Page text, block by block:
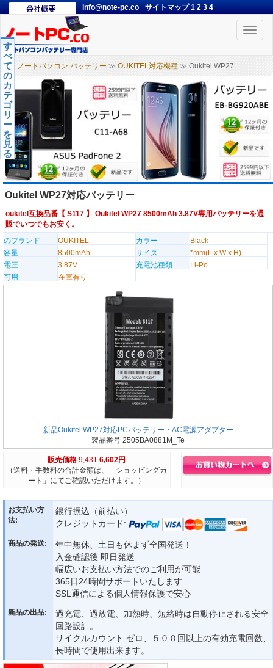
info@note-pc.co サイトマップ1 2 3 4
Toggle
ノートパソコン バッテリー ≫ OUKITEL対応機種 ≫ Oukitel WP27
す
べ
て
の
カ
テ
ゴ
リ
ー
を
見
る
Oukitel WP27対応バッテリー
oukitel互換品番【 S117 】 Oukitel WP27 8500mAh 3.87V専用バッテリーを通
販でいつでもお安く。
のブランド
OUKITEL カラー
Black
容量
8500mAh サイズ
*mm(L x W x H)
電圧
3.87V 充電池種類
Li-Po
可用
在庫有り
新品Oukitel WP27対応PCバッテリー・AC電源アダプター
製品番号 2505BA0881M_Te
販売価格 9,431 6,602円
（送料・手数料の合計金額は、「ショッピングカ
ート」にてご確認いただけます。）
お支払い方
法:
銀行振込（前払い）.
クレジットカード:
商品の発送:
年中無休、土日も休まず全国発送！
入金確認後 即日発送
幅広いお支払い方法でのご利用が可能
365日24時間サポートいたします
SSL通信による個人情報保護で安心
新品の出品:
過充電、過放電、加熱時、短絡時は自動停止される安全
回路設計。
サイクルカウント:ゼロ、５００回以上の有効充電回数、
長時間で使用出来ます。